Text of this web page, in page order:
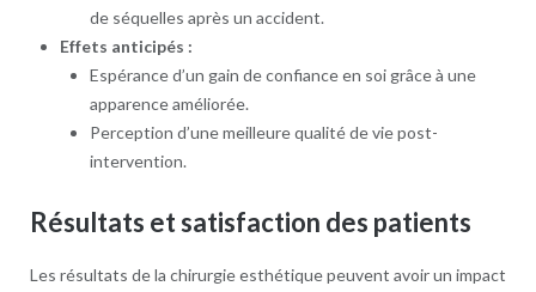
de séquelles après un accident.
Effets anticipés :
Espérance d’un gain de confiance en soi grâce à une
apparence améliorée.
Perception d’une meilleure qualité de vie post-
intervention.
Résultats et satisfaction des patients
Les résultats de la chirurgie esthétique peuvent avoir un impact